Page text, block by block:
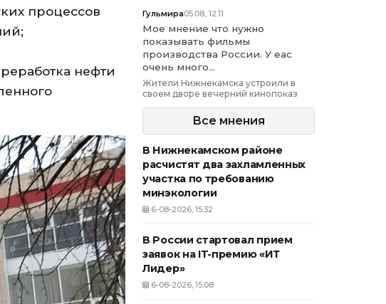
процессов
нефти
Гульмира05.08, 12:11
Мое мнение что нужно
показывать фильмы
производства России. У еас
очень много...
Жители Нижнекамска устроили в
своем дворе вечерний кинопоказ
Все мнения
В Нижнекамском районе
расчистят два захламленных
участка по требованию
минэкологии
6-08-2026, 15:32
В России стартовал прием
заявок на IT-премию «ИТ
Лидер»
6-08-2026, 15:08